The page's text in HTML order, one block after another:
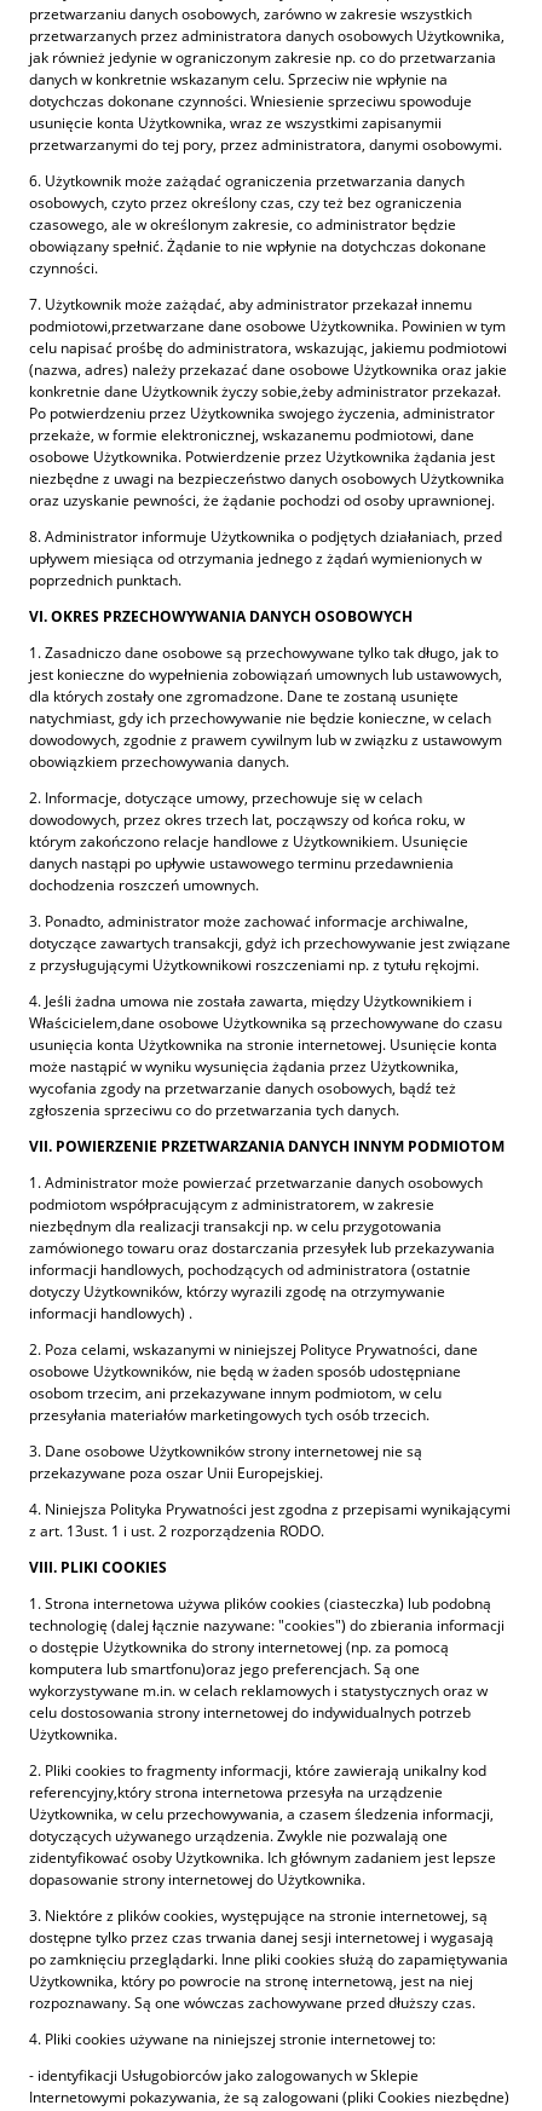
przetwarzaniu danych osobowych, zarówno w zakresie wszystkich
przetwarzanych przez administratora danych osobowych Użytkownika,
jak również jedynie w ograniczonym zakresie np. co do przetwarzania
danych w konkretnie wskazanym celu. Sprzeciw nie wpłynie na
dotychczas dokonane czynności. Wniesienie sprzeciwu spowoduje
usunięcie konta Użytkownika, wraz ze wszystkimi zapisanymii
przetwarzanymi do tej pory, przez administratora, danymi osobowymi.
6. Użytkownik może zażądać ograniczenia przetwarzania danych
osobowych, czyto przez określony czas, czy też bez ograniczenia
czasowego, ale w określonym zakresie, co administrator będzie
obowiązany spełnić. Żądanie to nie wpłynie na dotychczas dokonane
czynności.
7. Użytkownik może zażądać, aby administrator przekazał innemu
podmiotowi,przetwarzane dane osobowe Użytkownika. Powinien w tym
celu napisać prośbę do administratora, wskazując, jakiemu podmiotowi
(nazwa, adres) należy przekazać dane osobowe Użytkownika oraz jakie
konkretnie dane Użytkownik życzy sobie,żeby administrator przekazał.
Po potwierdzeniu przez Użytkownika swojego życzenia, administrator
przekaże, w formie elektronicznej, wskazanemu podmiotowi, dane
osobowe Użytkownika. Potwierdzenie przez Użytkownika żądania jest
niezbędne z uwagi na bezpieczeństwo danych osobowych Użytkownika
oraz uzyskanie pewności, że żądanie pochodzi od osoby uprawnionej.
8. Administrator informuje Użytkownika o podjętych działaniach, przed
upływem miesiąca od otrzymania jednego z żądań wymienionych w
poprzednich punktach.
VI. OKRES PRZECHOWYWANIA DANYCH OSOBOWYCH
1. Zasadniczo dane osobowe są przechowywane tylko tak długo, jak to
jest konieczne do wypełnienia zobowiązań umownych lub ustawowych,
dla których zostały one zgromadzone. Dane te zostaną usunięte
natychmiast, gdy ich przechowywanie nie będzie konieczne, w celach
dowodowych, zgodnie z prawem cywilnym lub w związku z ustawowym
obowiązkiem przechowywania danych.
2. Informacje, dotyczące umowy, przechowuje się w celach
dowodowych, przez okres trzech lat, począwszy od końca roku, w
którym zakończono relacje handlowe z Użytkownikiem. Usunięcie
danych nastąpi po upływie ustawowego terminu przedawnienia
dochodzenia roszczeń umownych.
3. Ponadto, administrator może zachować informacje archiwalne,
dotyczące zawartych transakcji, gdyż ich przechowywanie jest związane
z przysługującymi Użytkownikowi roszczeniami np. z tytułu rękojmi.
4. Jeśli żadna umowa nie została zawarta, między Użytkownikiem i
Właścicielem,dane osobowe Użytkownika są przechowywane do czasu
usunięcia konta Użytkownika na stronie internetowej. Usunięcie konta
może nastąpić w wyniku wysunięcia żądania przez Użytkownika,
wycofania zgody na przetwarzanie danych osobowych, bądź też
zgłoszenia sprzeciwu co do przetwarzania tych danych.
VII. POWIERZENIE PRZETWARZANIA DANYCH INNYM PODMIOTOM
1. Administrator może powierzać przetwarzanie danych osobowych
podmiotom współpracującym z administratorem, w zakresie
niezbędnym dla realizacji transakcji np. w celu przygotowania
zamówionego towaru oraz dostarczania przesyłek lub przekazywania
informacji handlowych, pochodzących od administratora (ostatnie
dotyczy Użytkowników, którzy wyrazili zgodę na otrzymywanie
informacji handlowych) .
2. Poza celami, wskazanymi w niniejszej Polityce Prywatności, dane
osobowe Użytkowników, nie będą w żaden sposób udostępniane
osobom trzecim, ani przekazywane innym podmiotom, w celu
przesyłania materiałów marketingowych tych osób trzecich.
3. Dane osobowe Użytkowników strony internetowej nie są
przekazywane poza oszar Unii Europejskiej.
4. Niniejsza Polityka Prywatności jest zgodna z przepisami wynikającymi
z art. 13ust. 1 i ust. 2 rozporządzenia RODO.
VIII. PLIKI COOKIES
1. Strona internetowa używa plików cookies (ciasteczka) lub podobną
technologię (dalej łącznie nazywane: "cookies") do zbierania informacji
o dostępie Użytkownika do strony internetowej (np. za pomocą
komputera lub smartfonu)oraz jego preferencjach. Są one
wykorzystywane m.in. w celach reklamowych i statystycznych oraz w
celu dostosowania strony internetowej do indywidualnych potrzeb
Użytkownika.
2. Pliki cookies to fragmenty informacji, które zawierają unikalny kod
referencyjny,który strona internetowa przesyła na urządzenie
Użytkownika, w celu przechowywania, a czasem śledzenia informacji,
dotyczących używanego urządzenia. Zwykle nie pozwalają one
zidentyfikować osoby Użytkownika. Ich głównym zadaniem jest lepsze
dopasowanie strony internetowej do Użytkownika.
3. Niektóre z plików cookies, występujące na stronie internetowej, są
dostępne tylko przez czas trwania danej sesji internetowej i wygasają
po zamknięciu przeglądarki. Inne pliki cookies służą do zapamiętywania
Użytkownika, który po powrocie na stronę internetową, jest na niej
rozpoznawany. Są one wówczas zachowywane przed dłuższy czas.
4. Pliki cookies używane na niniejszej stronie internetowej to:
- identyfikacji Usługobiorców jako zalogowanych w Sklepie
Internetowymi pokazywania, że są zalogowani (pliki Cookies niezbędne)